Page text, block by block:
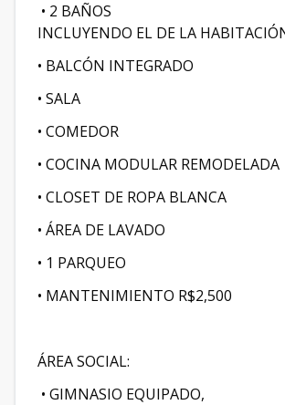
• 2 BAÑOS
INCLUYENDO EL DE LA
• BALCÓN INTEGRADO
• SALA
• COMEDOR
• COCINA MODULAR REMODELADA
• CLOSET DE ROPA BLANCA
• ÁREA DE LAVADO
• 1 PARQUEO
• MANTENIMIENTO R$2,500
ÁREA SOCIAL:
• GIMNASIO EQUIPADO,